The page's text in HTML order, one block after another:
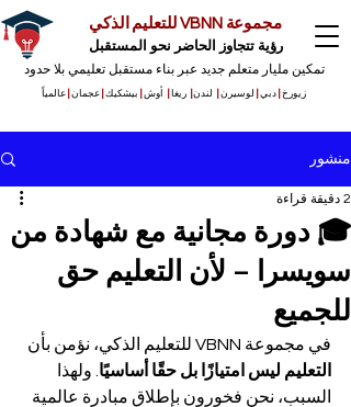
مجموعة VBNN للتعليم الذكي
رؤية تتجاوز الحاضر نحو المستقبل
تمكين مليار متعلم جديد عبر بناء مستقبل تعليمي بلا حدود
زيورخ دبي لوسيرن لندن ريغا أوش بيشكيك عجمان |عالمياً
منشور
🎓 دورة مجانية مع شهادة من
سويسرا – لأن التعليم حق
للجميع
2 دقيقة قراءة
في مجموعة VBNN للتعليم الذكي، نؤمن بأن
التعليم ليس امتيازًا بل حقًا أساسيًا . ولهذا
السبب، نحن فخورون بإطلاق مبادرة عالمية